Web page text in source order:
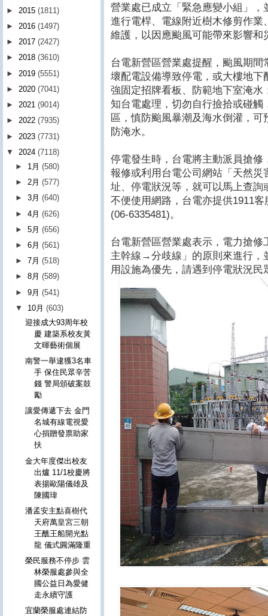
營業處已成立「緊急應變小組」
進行電桿、電線附近樹木修剪作
維護，以因應颱風可能帶來影響和
台電新營區營業處提醒，颱風期
壞配電設備導致停電，或大樓地
強固定招牌看板、防範地下室淹
知台電處理，切勿自行撿拾或碰
區，慎防颱風暴潮及海水倒灌，
防淹水。
停電發生時，台電將主動派員搶
報修或利用台電公司網站「天然
址、停電狀況等，就可以馬上查
不便使用網路，台電亦提供1911
(06-6335481)。
台電新營區營業處表示，電力搶
主幹線→分歧線」的原則來進行，
用設施為優先，請遇到停電狀況民
► 2015 (1811)
► 2016 (1497)
► 2017 (2427)
► 2018 (3610)
► 2019 (5551)
► 2020 (7041)
► 2021 (9014)
► 2022 (7935)
► 2023 (7731)
▼ 2024 (7118)
► 1月(580)
►2月(577)
►3月(640)
►4月(626)
►5月(656)
►6月(561)
►7月(518)
►8月(589)
►9月(541)
▼ 10月(603)
迎接成大93周年校
慶 建築系校友黃
文暉藝術個展
南警一舉逮獲3名車
手 保住民眾辛苦
錢 警局頒破案鼓
勵
讓愛傳遞下去 金門
名城有線電視愛
心捐贈發票助家
扶
金大年度傑出校友
出爐 11/1校慶將
表揚歐陽儀雄及
陳國瑋
潘孟安主點喜樹代
天府萬皇宮三朝
王醮王船開光點
龍 儀式圓滿隆重
榮民服務不停步 雲
林榮服處參與全
國公益日為愛健
走永續守護
宜蘭榮服處連結防